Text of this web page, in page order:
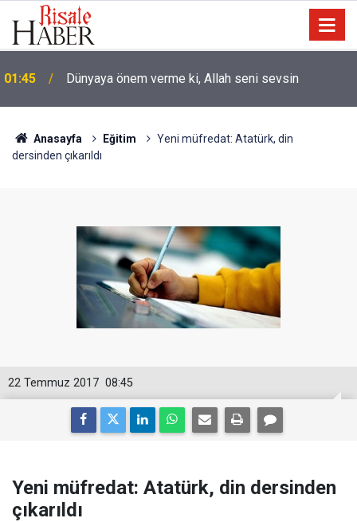
01:45 Dünyaya önem verme ki, Allah seni sevsin
Anasayfa Eğitim
Yeni müfredat: Atatürk, din
dersinden çıkarıldı
08:45
22 Temmuz 2017
Yeni müfredat: Atatürk, din dersinden
çıkarıldı